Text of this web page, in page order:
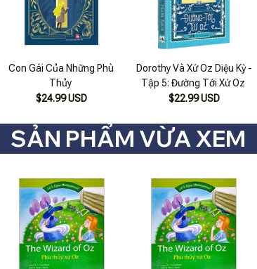
Con Gái Của Những Phù
Thủy
$24.99 USD
Dorothy Và Xứ Oz Diệu Kỳ -
Tập 5: Đường Tới Xứ Oz
$22.99 USD
SẢN PHẨM VỪA XEM